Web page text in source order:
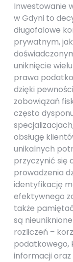
Inwestowanie
w Gdyni to
długofalowe
prywatnym,
uniknięcie
prawa
dzięki
zobowiązań
często
obsługę
unikalnych
przyczynić się
prowadzenia
identyfikację
efektywnego
także
są
rozliczeń –
podatkowego,
informacji